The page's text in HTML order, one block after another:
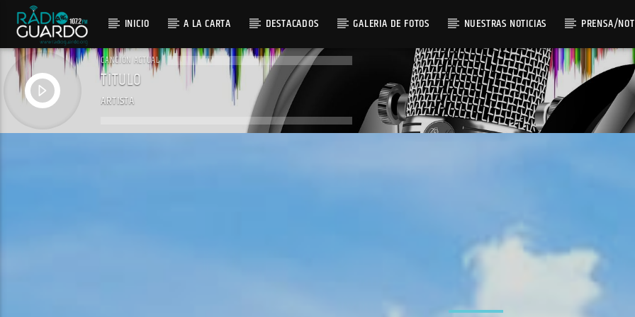
INICIO A LA CARTA DESTACADOS GALERIA DE FOTOS NUESTRAS NOTICIAS PRENSA/
CANCIÓN ACTUAL
TÍTULO
ARTISTA